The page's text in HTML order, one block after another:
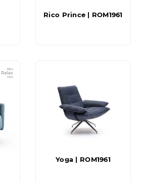
Rico Prince | ROM1961
Yoga | ROM1961